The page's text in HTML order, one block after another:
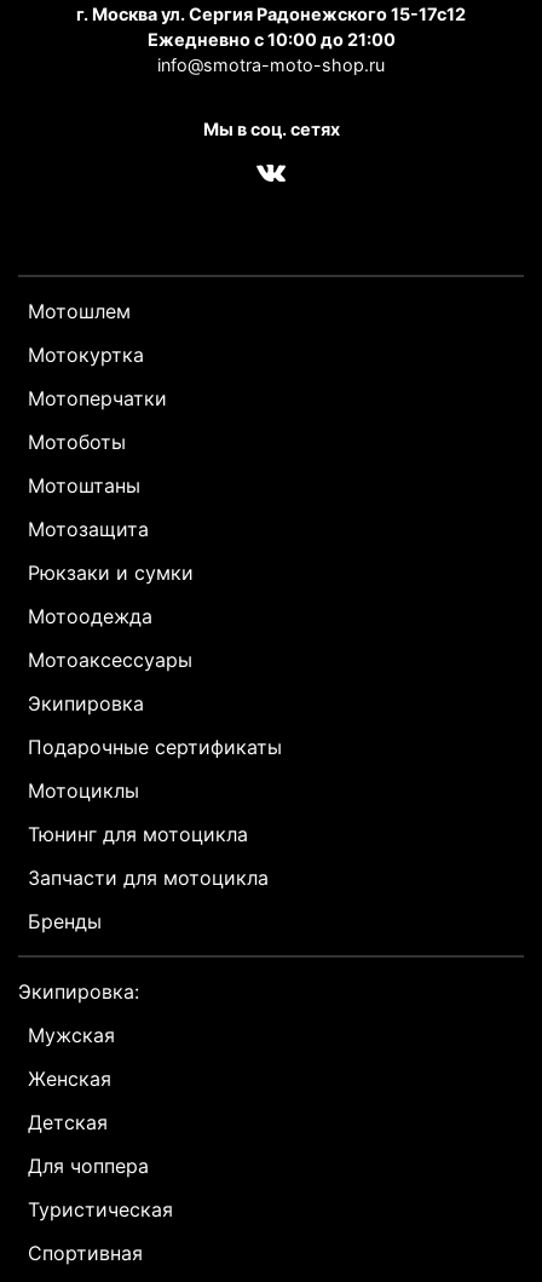
Мотошлем
Мотокуртка
Мотоперчатки
Мотоботы
Мотоштаны
Мотозащита
Рюкзаки и сумки
Мотоодежда
Мотоаксессуары
Экипировка
Подарочные сертификаты
Мотоциклы
Тюнинг для мотоцикла
Запчасти для мотоцикла
Бренды
Экипировка:
Мужская
Женская
Детская
Для чоппера
Туристическая
Спортивная
г. Москва ул. Сергия Радонежского 15-17с12
Ежедневно с 10:00 до 21:00
info@smotra-moto-shop.ru
Мы в соц. сетях